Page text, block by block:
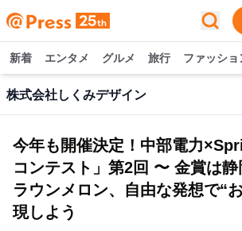
新着 エンタメ グルメ 旅行 ファッシ
株式会社しくみデザイン
今年も開催決定！中部電力
コンテスト」第2回 〜 金賞は
ラウンメロン、自由な発想で“
現しよう